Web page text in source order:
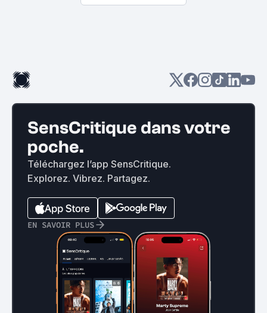
SensCritique dans votre
poche.
Téléchargez l’app SensCritique.
Explorez. Vibrez. Partagez.
EN SAVOIR PLUS